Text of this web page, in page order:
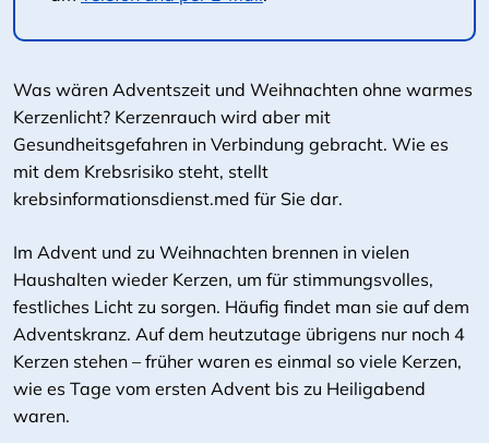
Was wären Adventszeit und Weihnachten ohne warmes
Kerzenlicht? Kerzenrauch wird aber mit
Gesundheitsgefahren in Verbindung gebracht. Wie es
mit dem Krebsrisiko steht, stellt
krebsinformationsdienst.med für Sie dar.
Im Advent und zu Weihnachten brennen in vielen
Haushalten wieder Kerzen, um für stimmungsvolles,
festliches Licht zu sorgen. Häufig findet man sie auf dem
Adventskranz. Auf dem heutzutage übrigens nur noch 4
Kerzen stehen – früher waren es einmal so viele Kerzen,
wie es Tage vom ersten Advent bis zu Heiligabend
waren.